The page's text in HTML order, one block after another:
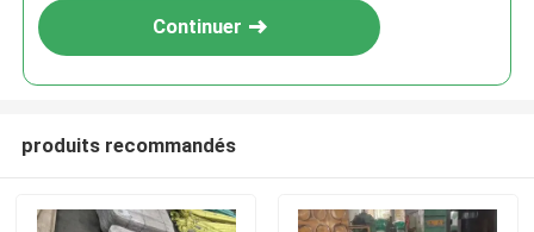
Continuer
produits recommandés